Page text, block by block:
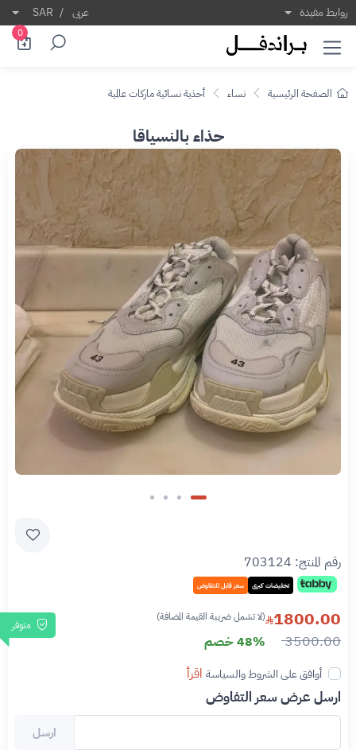
روابط مفيدة عربى /
SAR
0
الصفحة الرئيسية نساء أحذية نسائية ماركات عالمية
حذاء بالنسياقا
رقم المنتج: 703124
تخفيضات كبرى سعر قابل للتفاوض
متوفر 1800.00 (لا تشمل ضريبة القيمة المضافة)
3500.00 48% خصم
أوافق على الشروط والسياسة اقرأ
ارسل عرض سعر التفاوض
ارسل